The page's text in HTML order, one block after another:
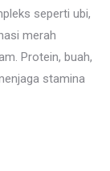
seperti ubi,
merah
Protein, buah,
stamina